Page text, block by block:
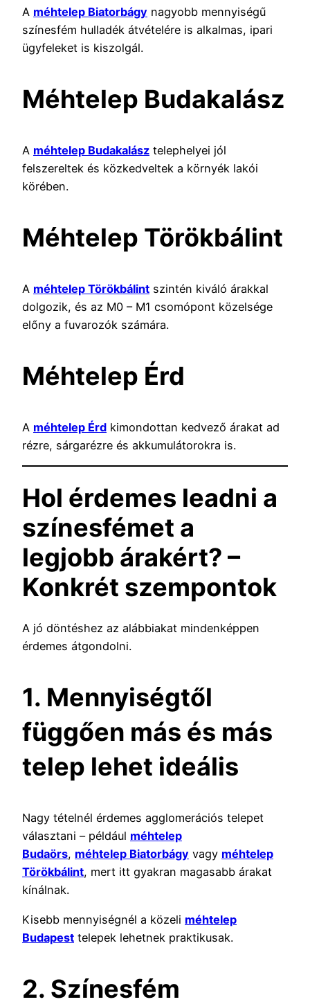
A méhtelep Biatorbágy nagyobb mennyiségű
színesfém hulladék átvételére is alkalmas, ipari
ügyfeleket is kiszolgál.
Méhtelep Budakalász
A méhtelep Budakalász telephelyei jól
felszereltek és közkedveltek a környék lakói
körében.
Méhtelep Törökbálint
A méhtelep Törökbálint szintén kiváló árakkal
dolgozik, és az M0 – M1 csomópont közelsége
előny a fuvarozók számára.
Méhtelep Érd
A méhtelep Érd kimondottan kedvező árakat ad
rézre, sárgarézre és akkumulátorokra is.
Hol érdemes leadni a
színesfémet a
legjobb árakért? –
Konkrét szempontok
A jó döntéshez az alábbiakat mindenképpen
érdemes átgondolni.
1. Mennyiségtől
függően más és más
telep lehet ideális
Nagy tételnél érdemes agglomerációs telepet
választani – például méhtelep
Budaörs, méhtelep Biatorbágy vagy méhtelep
Törökbálint, mert itt gyakran magasabb árakat
kínálnak.
Kisebb mennyiségnél a közeli méhtelep
Budapest telepek lehetnek praktikusak.
2. Színesfém